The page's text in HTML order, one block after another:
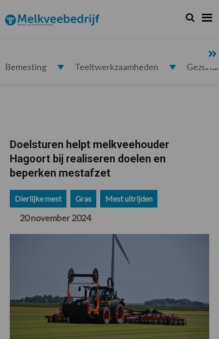
de
hoofdnavigatie
de
hoofd
de
eerste
de
voettekst
Melkveebedrijf.nl Zoeken...
Zoek
Bemesting Teeltwerkzaamheden
Doelsturen helpt melkveehouder
Hagoort bij realiseren doelen en
beperken mestafzet
Dierlijke mest Gras Mest uitrijden
20 november 2024